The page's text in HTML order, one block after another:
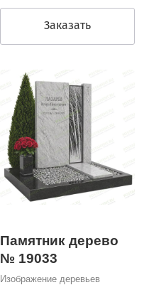
Заказать
Памятник дерево
№ 19033
Изображение деревьев